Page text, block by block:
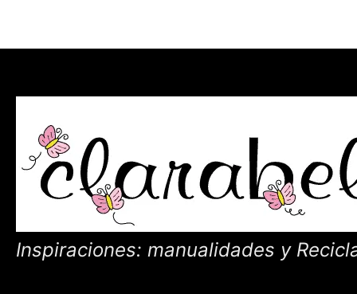
Inspiraciones: manualidades y